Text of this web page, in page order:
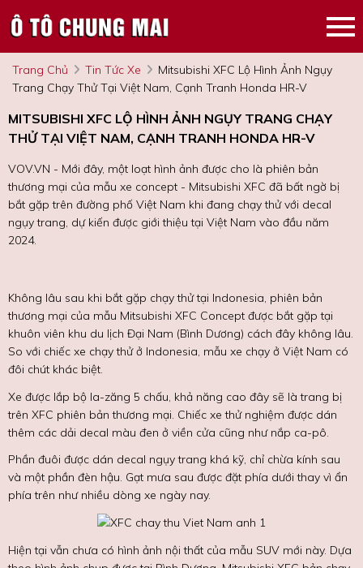
Trang Chủ Tin Tức Xe
Mitsubishi XFC Lộ Hình Ảnh Ngụy
Trang Chạy Thử Tại Việt Nam, Cạnh Tranh Honda HR-V
MITSUBISHI XFC LỘ HÌNH ẢNH NGỤY TRANG CHẠY
THỬ TẠI VIỆT NAM, CẠNH TRANH HONDA HR-V
VOV.VN - Mới đây, một loạt hình ảnh được cho là phiên bản
thương mại của mẫu xe concept - Mitsubishi XFC đã bất ngờ bị
bắt gặp trên đường phố Việt Nam khi đang chạy thử với decal
ngụy trang, dự kiến được giới thiệu tại Việt Nam vào đầu năm
2024.
Không lâu sau khi bắt gặp chạy thử tại Indonesia, phiên bản
thương mại của mẫu Mitsubishi XFC Concept được bắt gặp tại
khuôn viên khu du lịch Đại Nam (Bình Dương) cách đây không lâu.
So với chiếc xe chạy thử ở Indonesia, mẫu xe chạy ở Việt Nam có
đôi chút khác biệt.
Xe được lắp bộ la-zăng 5 chấu, khả năng cao đây sẽ là trang bị
trên XFC phiên bản thương mại. Chiếc xe thử nghiệm được dán
thêm các dải decal màu đen ở viền cửa cũng như nắp ca-pô.
Phần đuôi được dán decal ngụy trang khá kỹ, chỉ chừa kính sau
và một phần đèn hậu. Gạt mưa sau được đặt phía dưới thay vì ẩn
phía trên như nhiều dòng xe ngày nay.
Hiện tại vẫn chưa có hình ảnh nội thất của mẫu SUV mới này. Dựa